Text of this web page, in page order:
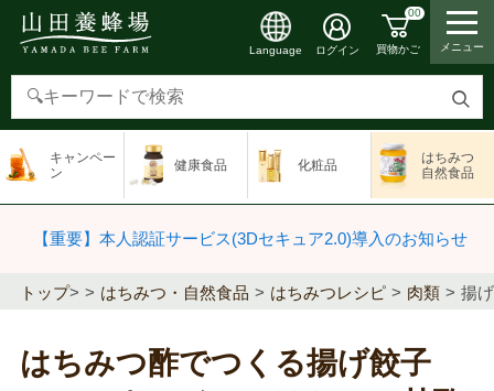
検
す
Language ログイン
00
買物かご メニュー
キャンペー
ン
健康食品 化粧品
はちみつ
自然食品
【重要】本人認証サービス(3Dセキュア2.0)導入のお知らせ
トップ> はちみつ・自然食品 はちみつレシピ 肉類 揚
はちみつ酢でつくる揚げ餃子